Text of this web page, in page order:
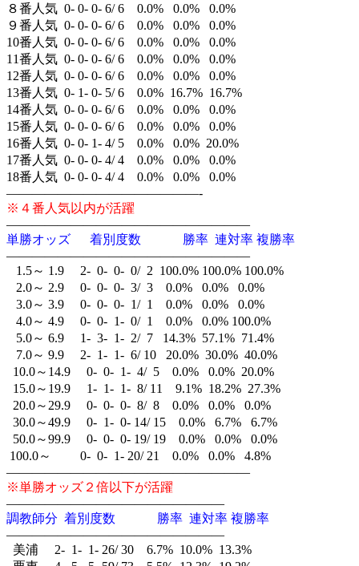
８番人気 0- 0- 0- 6/ 6 0.0% 0.0% 0.0%
９番人気 0- 0- 0- 6/ 6 0.0% 0.0% 0.0%
10番人気 0- 0- 0- 6/ 6 0.0% 0.0% 0.0%
11番人気 0- 0- 0- 6/ 6 0.0% 0.0% 0.0%
12番人気 0- 0- 0- 6/ 6 0.0% 0.0% 0.0%
13番人気 0- 1- 0- 5/ 6 0.0% 16.7% 16.7%
14番人気 0- 0- 0- 6/ 6 0.0% 0.0% 0.0%
15番人気 0- 0- 0- 6/ 6 0.0% 0.0% 0.0%
16番人気 0- 0- 1- 4/ 5 0.0% 0.0% 20.0%
17番人気 0- 0- 0- 4/ 4 0.0% 0.0% 0.0%
18番人気 0- 0- 0- 4/ 4 0.0% 0.0% 0.0%
———————————————-
※４番人気以内が活躍
———————————————————
単勝オッズ 着別度数 勝率 連対率 複勝率
———————————————————
1.5～ 1.9 2- 0- 0- 0/ 2 100.0% 100.0% 100.0%
2.0～ 2.9 0- 0- 0- 3/ 3 0.0% 0.0% 0.0%
3.0～ 3.9 0- 0- 0- 1/ 1 0.0% 0.0% 0.0%
4.0～ 4.9 0- 0- 1- 0/ 1 0.0% 0.0% 100.0%
5.0～ 6.9 1- 3- 1- 2/ 7 14.3% 57.1% 71.4%
7.0～ 9.9 2- 1- 1- 6/ 10 20.0% 30.0% 40.0%
10.0～14.9 0- 0- 1- 4/ 5 0.0% 0.0% 20.0%
15.0～19.9 1- 1- 1- 8/ 11 9.1% 18.2% 27.3%
20.0～29.9 0- 0- 0- 8/ 8 0.0% 0.0% 0.0%
30.0～49.9 0- 1- 0- 14/ 15 0.0% 6.7% 6.7%
50.0～99.9 0- 0- 0- 19/ 19 0.0% 0.0% 0.0%
100.0～ 0- 0- 1- 20/ 21 0.0% 0.0% 4.8%
———————————————————
※単勝オッズ２倍以下が活躍
—————————————————
調教師分 着別度数 勝率 連対率 複勝率
—————————————————
美浦 2- 1- 1- 26/ 30 6.7% 10.0% 13.3%